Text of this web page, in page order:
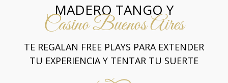
MADERO TANGO Y
Casino Buenos Aires
TE REGALAN FREE PLAYS PARA EXTENDER
TU EXPERIENCIA Y TENTAR TU SUERTE